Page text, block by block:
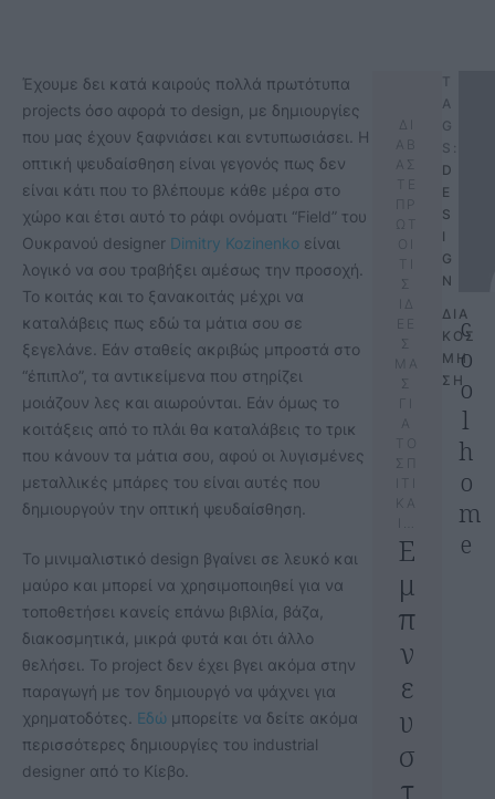
Έχουμε δει κατά καιρούς πολλά πρωτότυπα
projects όσο αφορά το design, με δημιουργίες
που μας έχουν ξαφνιάσει και εντυπωσιάσει. Η
οπτική ψευδαίσθηση είναι γεγονός πως δεν
είναι κάτι που το βλέπουμε κάθε μέρα στο
χώρο και έτσι αυτό το ράφι ονόματι “Field” του
Ουκρανού designer Dimitry Kozinenko είναι
λογικό να σου τραβήξει αμέσως την προσοχή.
Το κοιτάς και το ξανακοιτάς μέχρι να
καταλάβεις πως εδώ τα μάτια σου σε
ξεγελάνε. Εάν σταθείς ακριβώς μπροστά στο
“έπιπλο”, τα αντικείμενα που στηρίζει
μοιάζουν λες και αιωρούνται. Εάν όμως το
κοιτάξεις από το πλάι θα καταλάβεις το τρικ
που κάνουν τα μάτια σου, αφού οι λυγισμένες
μεταλλικές μπάρες του είναι αυτές που
δημιουργούν την οπτική ψευδαίσθηση.
Το μινιμαλιστικό design βγαίνει σε λευκό και
μαύρο και μπορεί να χρησιμοποιηθεί για να
τοποθετήσει κανείς επάνω βιβλία, βάζα,
διακοσμητικά, μικρά φυτά και ότι άλλο
θελήσει. Το project δεν έχει βγει ακόμα στην
παραγωγή με τον δημιουργό να ψάχνει για
χρηματοδότες. Εδώ μπορείτε να δείτε ακόμα
περισσότερες δημιουργίες του industrial
designer από το Κίεβο.
ΔΙ
ΑΒ
ΑΣ
ΠΡ
Σ
ΙΔ
Σ
ΜΑ
Σ
Α
ΣΠ
ΚΑ
Ι…
Ε
μ
π
ν
ε
υ
σ
τ
T
A
G
S:
D
E
S
I
G
N
ΔΙΑ
ΚΟΣ
ΜΗ
ΣΗ
c
o
o
l
h
o
m
e